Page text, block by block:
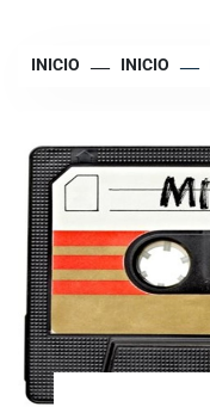
INICIO INICIO